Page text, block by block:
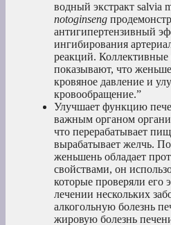
водный экстракт salvia
notoginseng
антигипертензивный
ингибирования
реакций.
показывают, что
кровяное давление и
кровообращение.”
Улучшает функцию
важным органом
что перерабатывает
вырабатывает желчь.
женьшень обладает
свойствами, он
которые проверяли его
лечении нескольких
алкогольную болезнь
жировую болезнь